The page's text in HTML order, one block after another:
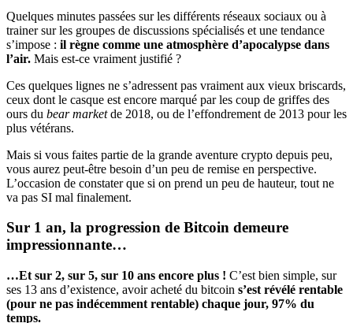
Quelques minutes passées sur les différents réseaux sociaux ou à
trainer sur les groupes de discussions spécialisés et une tendance
s’impose : il règne comme une atmosphère d’apocalypse dans
l’air. Mais est-ce vraiment justifié ?
Ces quelques lignes ne s’adressent pas vraiment aux vieux briscards,
ceux dont le casque est encore marqué par les coup de griffes des
ours du bear marketde 2018, ou de l’effondrement de 2013 pour les
plus vétérans.
Mais si vous faites partie de la grande aventure crypto depuis peu,
vous aurez peut-être besoin d’un peu de remise en perspective.
L’occasion de constater que si on prend un peu de hauteur, tout ne
va pas SI mal finalement.
Sur 1 an, la progression de Bitcoin demeure
impressionnante…
…Et sur 2, sur 5, sur 10 ans encore plus ! C’est bien simple, sur
ses 13 ans d’existence, avoir acheté du bitcoin s’est révélé rentable
(pour ne pas indécemment rentable) chaque jour, 97% du
temps.